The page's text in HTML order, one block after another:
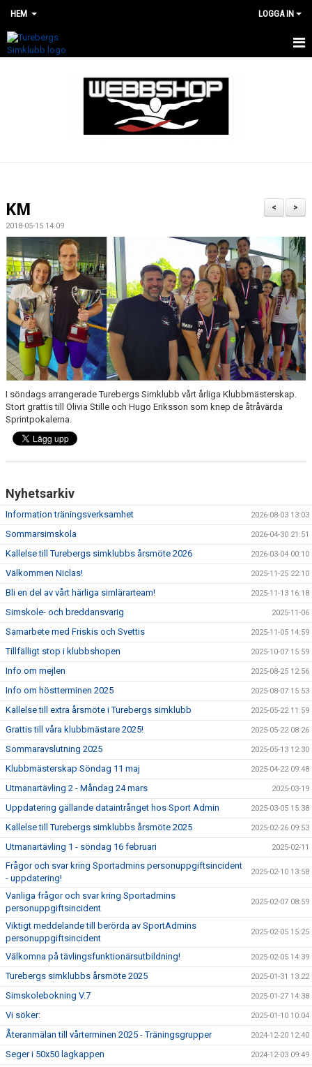
HEM LOGGA IN
RENOVERING AV SIMHALLEN
>
<
KM
2018-05-15 14:09
I söndags arrangerade Turebergs Simklubb vårt årliga Klubbmästerskap.
Stort grattis till Olivia Stille och Hugo Eriksson som knep de åtråvärda
Sprintpokalerna.
Nyhetsarkiv
Information träningsverksamhet 2026-08-03 13:03
Sommarsimskola 2026-04-30 21:51
Kallelse till Turebergs simklubbs årsmöte 2026 2026-03-04 00:10
Välkommen Niclas! 2025-11-25 22:10
Bli en del av vårt härliga simlärarteam! 2025-11-13 16:18
Simskole- och breddansvarig 2025-11-06
Samarbete med Friskis och Svettis 2025-11-05 14:59
Tillfälligt stop i klubbshopen 2025-10-07 15:59
Info om mejlen 2025-08-25 12:56
Info om höstterminen 2025 2025-08-07 15:53
Kallelse till extra årsmöte i Turebergs simklubb 2025-05-22 11:59
Grattis till våra klubbmästare 2025! 2025-05-22 08:26
Sommaravslutning 2025 2025-05-13 12:30
Klubbmästerskap Söndag 11 maj 2025-04-22 09:48
Utmanartävling 2 - Måndag 24 mars 2025-03-19
Uppdatering gällande dataintrånget hos Sport Admin 2025-03-05 15:38
Kallelse till Turebergs simklubbs årsmöte 2025 2025-02-26 09:53
Utmanartävling 1 - söndag 16 februari 2025-02-11
Frågor och svar kring Sportadmins personuppgiftsincident
- uppdatering!
2025-02-10 13:58
Vanliga frågor och svar kring Sportadmins
personuppgiftsincident
2025-02-07 08:59
Viktigt meddelande till berörda av SportAdmins
personuppgiftsincident
2025-02-05 15:25
Välkomna på tävlingsfunktionärsutbildning! 2025-02-05 14:39
Turebergs simklubbs årsmöte 2025 2025-01-31 13:22
Simskolebokning V.7 2025-01-27 14:38
Vi söker: 2025-01-10 10:04
Återanmälan till vårterminen 2025 - Träningsgrupper 2024-12-20 12:40
Seger i 50x50 lagkappen 2024-12-03 09:49